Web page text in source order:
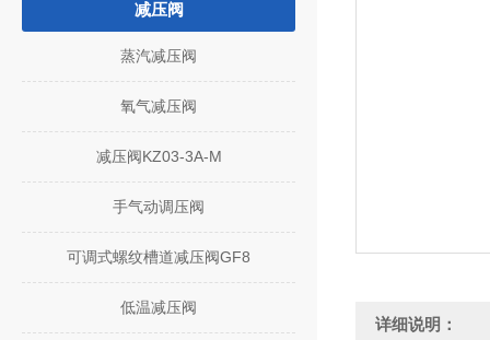
减压阀
蒸汽减压阀
氧气减压阀
减压阀KZ03-3A-M
手气动调压阀
可调式螺纹槽道减压阀GF8
低温减压阀
详细说明：